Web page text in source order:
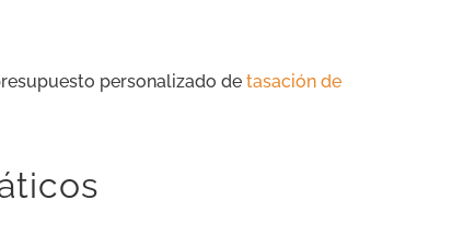
personalizado de tasación de